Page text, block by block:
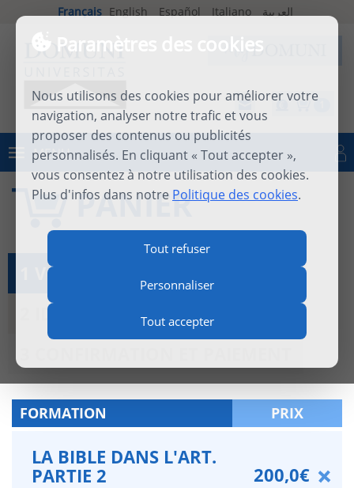
Paramètres des cookies
Nous utilisons des cookies pour améliorer votre
navigation, analyser notre trafic et vous
proposer des contenus ou publicités
personnalisés. En cliquant « Tout accepter »,
vous consentez à notre utilisation des cookies.
Plus d'infos dans notre Politique des cookies.
Tout refuser
Personnaliser
Tout accepter
Français English Español Italiano العربية
MENU Se connecter
PANIER
1 VOIR LE PANIER
2 IDENTIFICATION
FORMATION PRIX
LA BIBLE DANS L'ART.
PARTIE 2
200,0€